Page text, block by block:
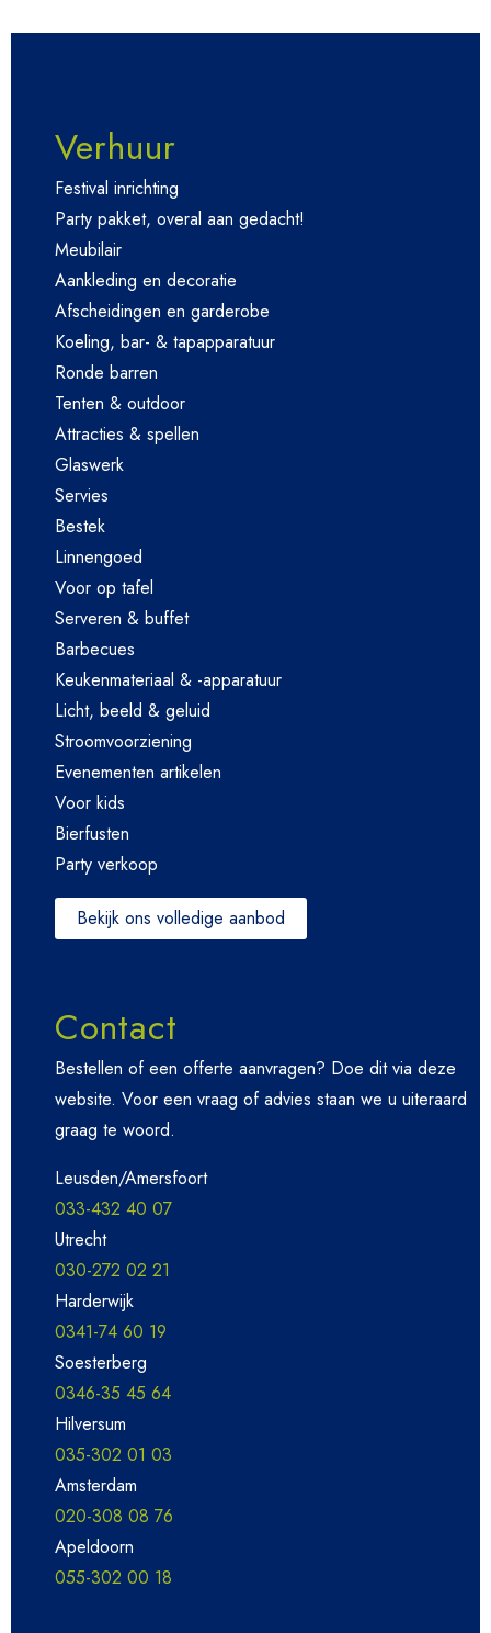
Verhuur
Festival inrichting
Party pakket, overal aan gedacht!
Meubilair
Aankleding en decoratie
Afscheidingen en garderobe
Koeling, bar- & tapapparatuur
Ronde barren
Tenten & outdoor
Attracties & spellen
Glaswerk
Servies
Bestek
Linnengoed
Voor op tafel
Serveren & buffet
Barbecues
Keukenmateriaal & -apparatuur
Licht, beeld & geluid
Stroomvoorziening
Evenementen artikelen
Voor kids
Bierfusten
Party verkoop
Bekijk ons volledige aanbod
Contact
Bestellen of een offerte aanvragen? Doe dit via deze
website. Voor een vraag of advies staan we u uiteraard
graag te woord.
Leusden/Amersfoort
033-432 40 07
Utrecht
030-272 02 21
Harderwijk
0341-74 60 19
Soesterberg
0346-35 45 64
Hilversum
035-302 01 03
Amsterdam
020-308 08 76
Apeldoorn
055-302 00 18